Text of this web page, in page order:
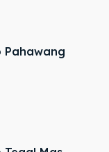
Pahawang